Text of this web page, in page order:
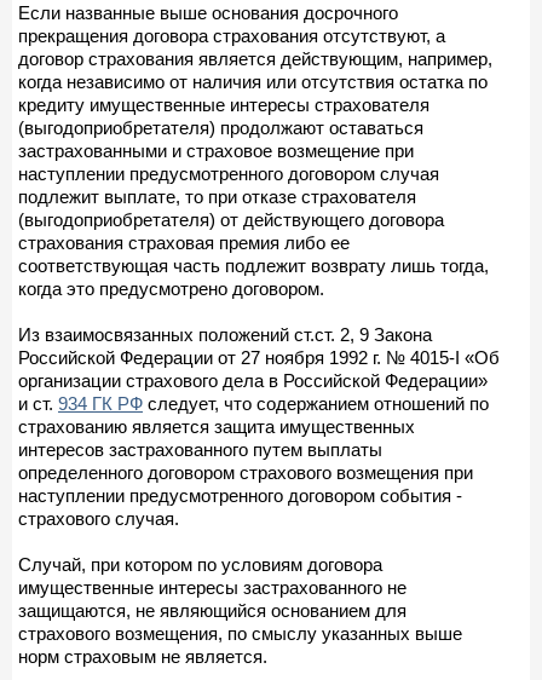
Если названные выше основания досрочного
прекращения договора страхования отсутствуют, а
договор страхования является действующим, например,
когда независимо от наличия или отсутствия остатка по
кредиту имущественные интересы страхователя
(выгодоприобретателя) продолжают оставаться
застрахованными и страховое возмещение при
наступлении предусмотренного договором случая
подлежит выплате, то при отказе страхователя
(выгодоприобретателя) от действующего договора
страхования страховая премия либо ее
соответствующая часть подлежит возврату лишь тогда,
когда это предусмотрено договором.
Из взаимосвязанных положений ст.ст. 2, 9 Закона
Российской Федерации от 27 ноября 1992 г. № 4015-I «Об
организации страхового дела в Российской Федерации»
и ст. 934 ГК РФ следует, что содержанием отношений по
страхованию является защита имущественных
интересов застрахованного путем выплаты
определенного договором страхового возмещения при
наступлении предусмотренного договором события -
страхового случая.
Случай, при котором по условиям договора
имущественные интересы застрахованного не
защищаются, не являющийся основанием для
страхового возмещения, по смыслу указанных выше
норм страховым не является.